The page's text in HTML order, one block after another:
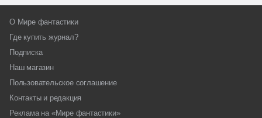
О Мире фантастики
Где купить журнал?
Подписка
Наш магазин
Пользовательское соглашение
Контакты и редакция
Реклама на «Мире фантастики»